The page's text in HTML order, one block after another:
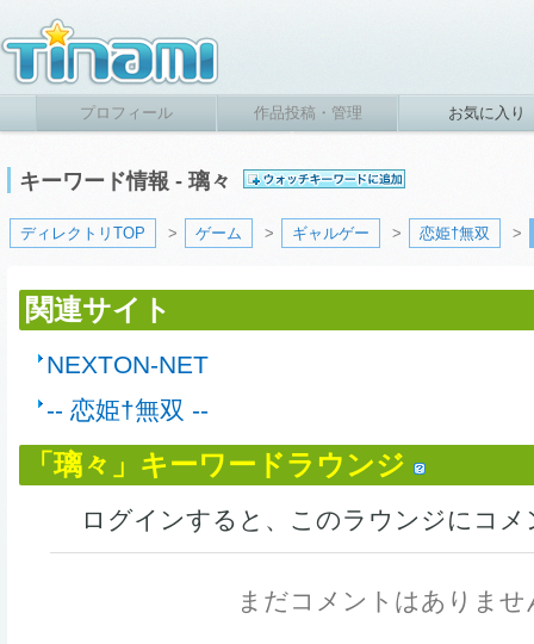
プロフィール 作品投稿・管理 お気に入り
キーワード情報 - 璃々
ディレクトリTOP > ゲーム > ギャルゲー > 恋姫†無双 >
関連サイト
NEXTON-NET
-- 恋姫†無双 --
「璃々」キーワードラウンジ
ログインすると、このラウンジにコ
まだコメントはありませ